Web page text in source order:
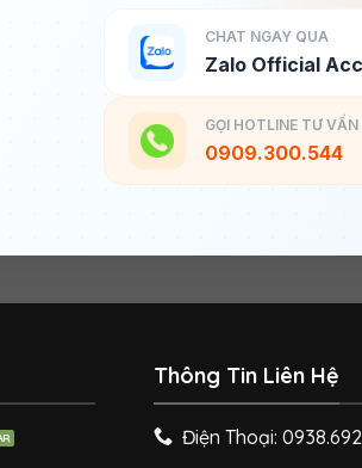
CHAT NGAY QUA
Zalo Official
GỌI HOTLINE TƯ VẤN
0909.300.544
Thông Tin Liên Hệ
Điện Thoại: